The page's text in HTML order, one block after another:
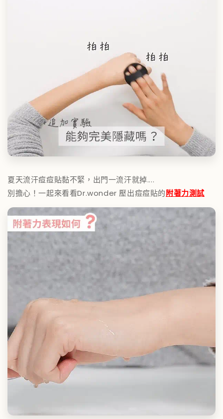
夏天流汗痘痘貼黏不緊，出門一流汗就掉....
別擔心！一起來看看Dr.wonder 壓出痘痘貼的附著力測試